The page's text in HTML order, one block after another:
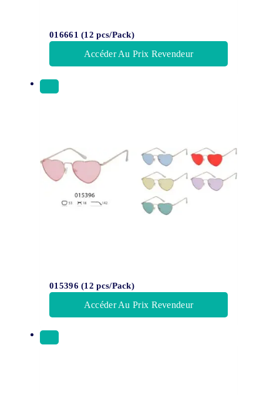
016661 (12 pcs/Pack)
Accéder Au Prix Revendeur
015396 (12 pcs/Pack)
Accéder Au Prix Revendeur